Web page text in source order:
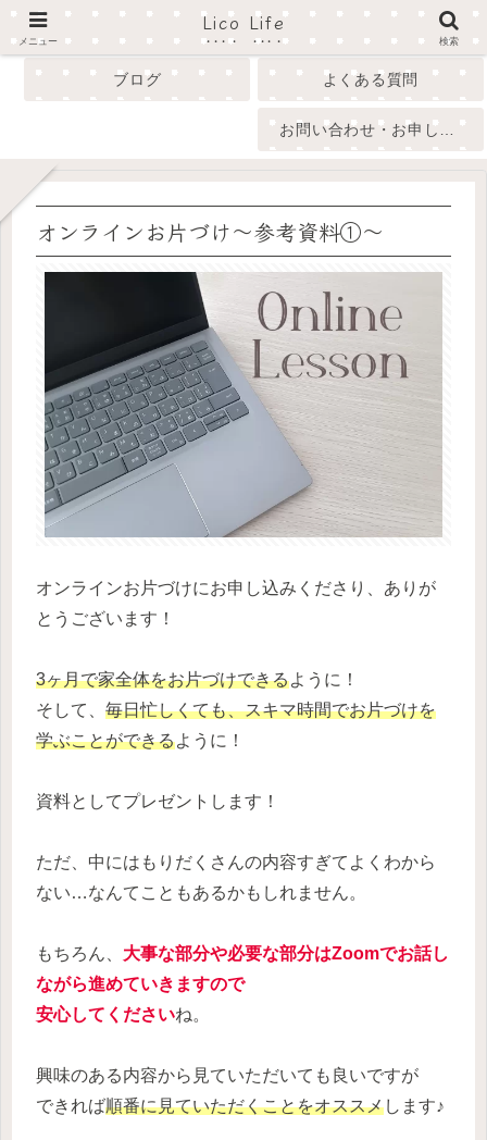
ブログ よくある質問
オンラインお片づけ〜参考資料①〜
オンラインお片づけにお申し込みくださり、ありが
とうございます！
3ヶ月で家全体をお片づけできるように！
そして、 毎日忙しくても、スキマ時間でお片づけを
学ぶことができるように！
資料としてプレゼントします！
ただ、中にはもりだくさんの内容すぎてよくわから
ない…なんてこともあるかもしれません。
もちろん、 大事な部分や必要な部分はZoomでお話し
ながら進めていきますので
安心してくださいね。
興味のある内容から見ていただいても良いですが
できれば順番に見ていただくことをオススメします♪
メニュー
Lico Life
検索